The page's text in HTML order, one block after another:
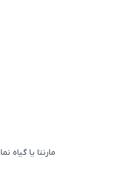
مارنتا یا گیاه نمازگزار Maranta